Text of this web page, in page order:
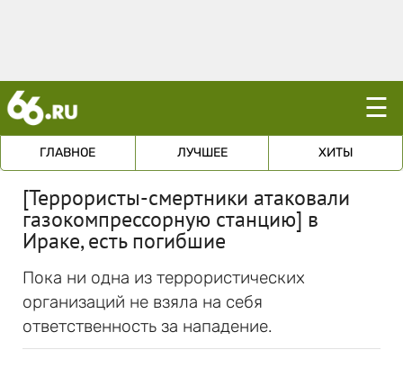
☰
ГЛАВНОЕ ЛУЧШЕЕ ХИТЫ
[Террористы-смертники атаковали
газокомпрессорную станцию] в
Ираке, есть погибшие
Пока ни одна из террористических
организаций не взяла на себя
ответственность за нападение.